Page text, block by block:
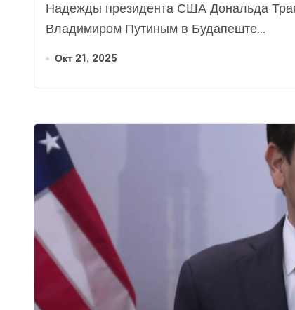
Надежды президента США Дональда Трампа на скорую встречу с президентом РФ
Владимиром Путиным в Будапеште...
Окт 21, 2025